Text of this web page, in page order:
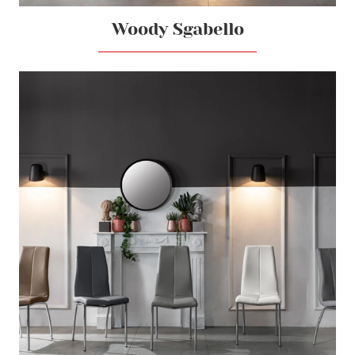
Woody Sgabello